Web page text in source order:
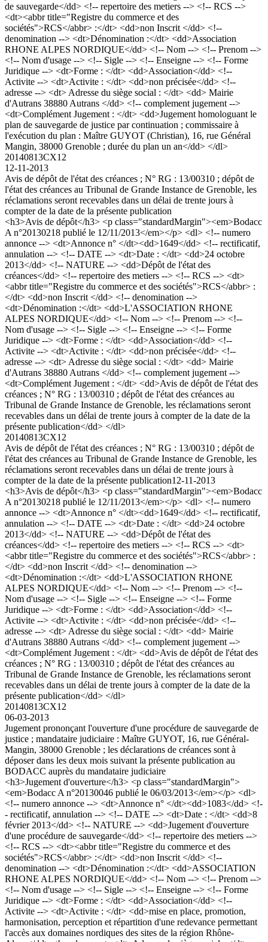
de sauvegarde</dd> <!-- repertoire des metiers --> <!-- RCS -->
<dt><abbr title="Registre du commerce et des
sociétés">RCS</abbr> :</dt> <dd>non Inscrit </dd> <!--
denomination --> <dt>Dénomination :</dt> <dd>Association
RHONE ALPES NORDIQUE</dd> <!-- Nom --> <!-- Prenom -->
<!-- Nom d'usage --> <!-- Sigle --> <!-- Enseigne --> <!-- Forme
Juridique --> <dt>Forme : </dt> <dd>Association</dd> <!--
Activite --> <dt>Activite : </dt> <dd>non précisée</dd> <!--
adresse --> <dt> Adresse du siège social : </dt> <dd> Mairie
d'Autrans 38880 Autrans </dd> <!-- complement jugement -->
<dt>Complément Jugement : </dt> <dd>Jugement homologuant le
plan de sauvegarde de justice par continuation ; commissaire à
l'exécution du plan : Maître GUYOT (Christian), 16, rue Général
Mangin, 38000 Grenoble ; durée du plan un an</dd> </dl>
20140813CX12
12-11-2013
Avis de dépôt de l'état des créances ; N° RG : 13/00310 ; dépôt de
l'état des créances au Tribunal de Grande Instance de Grenoble, les
réclamations seront recevables dans un délai de trente jours à
compter de la date de la présente publication
<h3>Avis de dépôt</h3> <p class="standardMargin"><em>Bodacc
A n°20130218 publié le 12/11/2013</em></p> <dl> <!-- numero
annonce --> <dt>Annonce n° </dt><dd>1649</dd> <!-- rectificatif,
annulation --> <!-- DATE --> <dt>Date : </dt> <dd>24 octobre
2013</dd> <!-- NATURE --> <dd>Dépôt de l'état des
créances</dd> <!-- repertoire des metiers --> <!-- RCS --> <dt>
<abbr title="Registre du commerce et des sociétés">RCS</abbr> :
</dt> <dd>non Inscrit </dd> <!-- denomination -->
<dt>Dénomination :</dt> <dd>L'ASSOCIATION RHONE
ALPES NORDIQUE</dd> <!-- Nom --> <!-- Prenom --> <!--
Nom d'usage --> <!-- Sigle --> <!-- Enseigne --> <!-- Forme
Juridique --> <dt>Forme : </dt> <dd>Association</dd> <!--
Activite --> <dt>Activite : </dt> <dd>non précisée</dd> <!--
adresse --> <dt> Adresse du siège social : </dt> <dd> Mairie
d'Autrans 38880 Autrans </dd> <!-- complement jugement -->
<dt>Complément Jugement : </dt> <dd>Avis de dépôt de l'état des
créances ; N° RG : 13/00310 ; dépôt de l'état des créances au
Tribunal de Grande Instance de Grenoble, les réclamations seront
recevables dans un délai de trente jours à compter de la date de la
présente publication</dd> </dl>
20140813CX12
Avis de dépôt de l'état des créances ; N° RG : 13/00310 ; dépôt de
l'état des créances au Tribunal de Grande Instance de Grenoble, les
réclamations seront recevables dans un délai de trente jours à
compter de la date de la présente publication12-11-2013
<h3>Avis de dépôt</h3> <p class="standardMargin"><em>Bodacc
A n°20130218 publié le 12/11/2013</em></p> <dl> <!-- numero
annonce --> <dt>Annonce n° </dt><dd>1649</dd> <!-- rectificatif,
annulation --> <!-- DATE --> <dt>Date : </dt> <dd>24 octobre
2013</dd> <!-- NATURE --> <dd>Dépôt de l'état des
créances</dd> <!-- repertoire des metiers --> <!-- RCS --> <dt>
<abbr title="Registre du commerce et des sociétés">RCS</abbr> :
</dt> <dd>non Inscrit </dd> <!-- denomination -->
<dt>Dénomination :</dt> <dd>L'ASSOCIATION RHONE
ALPES NORDIQUE</dd> <!-- Nom --> <!-- Prenom --> <!--
Nom d'usage --> <!-- Sigle --> <!-- Enseigne --> <!-- Forme
Juridique --> <dt>Forme : </dt> <dd>Association</dd> <!--
Activite --> <dt>Activite : </dt> <dd>non précisée</dd> <!--
adresse --> <dt> Adresse du siège social : </dt> <dd> Mairie
d'Autrans 38880 Autrans </dd> <!-- complement jugement -->
<dt>Complément Jugement : </dt> <dd>Avis de dépôt de l'état des
créances ; N° RG : 13/00310 ; dépôt de l'état des créances au
Tribunal de Grande Instance de Grenoble, les réclamations seront
recevables dans un délai de trente jours à compter de la date de la
présente publication</dd> </dl>
20140813CX12
06-03-2013
Jugement prononçant l'ouverture d'une procédure de sauvegarde de
justice ; mandataire judiciaire : Maître GUYOT, 16, rue Général-
Mangin, 38000 Grenoble ; les déclarations de créances sont à
déposer dans les deux mois suivant la présente publication au
BODACC auprès du mandataire judiciaire
<h3>Jugement d'ouverture</h3> <p class="standardMargin">
<em>Bodacc A n°20130046 publié le 06/03/2013</em></p> <dl>
<!-- numero annonce --> <dt>Annonce n° </dt><dd>1083</dd> <!-
- rectificatif, annulation --> <!-- DATE --> <dt>Date : </dt> <dd>8
février 2013</dd> <!-- NATURE --> <dd>Jugement d'ouverture
d'une procédure de sauvegarde</dd> <!-- repertoire des metiers -->
<!-- RCS --> <dt><abbr title="Registre du commerce et des
sociétés">RCS</abbr> :</dt> <dd>non Inscrit </dd> <!--
denomination --> <dt>Dénomination :</dt> <dd>ASSOCIATION
RHONE ALPES NORDIQUE</dd> <!-- Nom --> <!-- Prenom -->
<!-- Nom d'usage --> <!-- Sigle --> <!-- Enseigne --> <!-- Forme
Juridique --> <dt>Forme : </dt> <dd>Association</dd> <!--
Activite --> <dt>Activite : </dt> <dd>mise en place, promotion,
harmonisation, perception et répartition d'une redevance permettant
l'accès aux domaines nordiques des sites de la région Rhône-